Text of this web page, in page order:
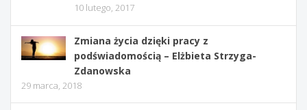
10 lutego, 2017
Zmiana życia dzięki pracy z
podświadomością – Elżbieta Strzyga-
Zdanowska
29 marca, 2018